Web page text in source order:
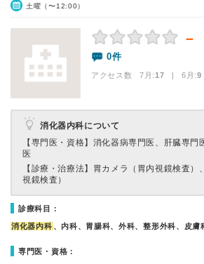
土曜（〜12:00）
－
0件
アクセス数 7月:17 | 6月:9
消化器内科について
【専門医・資格】 消化器病専門医、肝臓専門
医
【診療・治療法】 胃カメラ（胃内視鏡検査）
視鏡検査）
診療科目：
消化器内科 、内科、胃腸科、外科、整形外科、皮膚
専門医・資格：